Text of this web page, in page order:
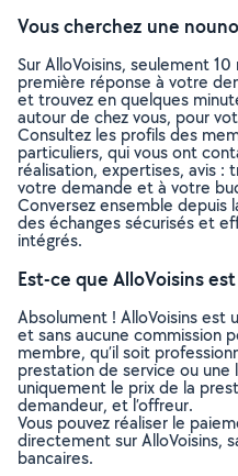
Vous cherchez une
Sur AlloVoisins, seulement
première réponse à votre
et trouvez en quelques
autour de chez vous, pour
Consultez les profils des
particuliers, qui vous ont
réalisation, expertises, avis :
votre demande et à votre
Conversez ensemble depuis
des échanges sécurisés et
intégrés.
Est-ce que AlloVoisins
Absolument ! AlloVoisins
et sans aucune commission
membre, qu’il soit
prestation de service ou une
uniquement le prix de la
demandeur, et l’offreur.
Vous pouvez réaliser le
directement sur AlloVoisins,
bancaires.